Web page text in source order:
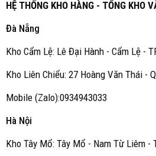
HỆ THỐNG KHO HÀNG - TỔNG KHO
Đà Nẵng
Kho Cẩm Lệ: Lê Đại Hành - Cẩm Lệ -
Kho Liên Chiểu: 27 Hoàng Văn Thái -
Mobile (Zalo):0934943033
Hà Nội
Kho Tây Mổ: Tây Mổ - Nam Từ Liêm -